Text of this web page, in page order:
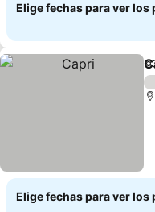
Elige fechas para ver los
Elige fechas para ver los